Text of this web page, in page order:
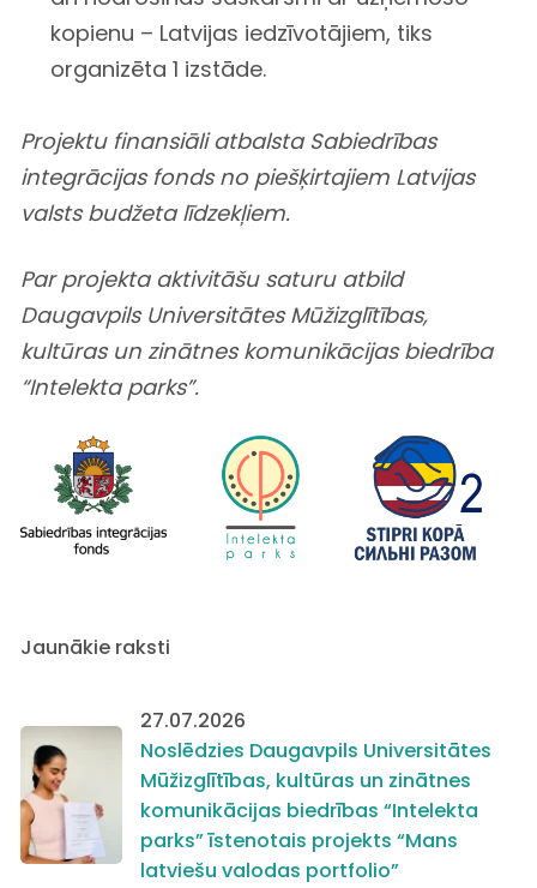
kopienu – Latvijas iedzīvotājiem, tiks
organizēta 1 izstāde.
Projektu finansiāli atbalsta Sabiedrības
integrācijas fonds no piešķirtajiem Latvijas
valsts budžeta līdzekļiem.
Par projekta aktivitāšu saturu atbild
Daugavpils Universitātes Mūžizglītības,
kultūras un zinātnes komunikācijasbiedrība
“Intelekta parks”.
Jaunākie raksti
27.07.2026
Noslēdzies Daugavpils Universitātes
Mūžizglītības, kultūras un zinātnes
komunikācijas biedrības “Intelekta
parks” īstenotais projekts “Mans
latviešu valodas portfolio”